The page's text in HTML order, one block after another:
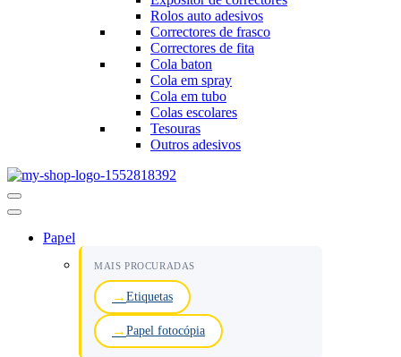
Rolos auto adesivos
Correctores de frasco
Correctores de fita
Cola baton
Cola em spray
Cola em tubo
Colas escolares
Tesouras
Outros adesivos
Menu
de
Papel
MAIS PROCURADAS
Etiquetas
Papel fotocópia